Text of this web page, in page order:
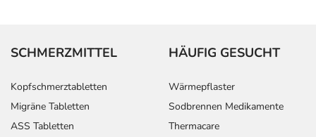
SCHMERZMITTEL
Kopfschmerztabletten
Migräne Tabletten
ASS Tabletten
HÄUFIG GESUCHT
Wärmepflaster
Sodbrennen Medikamente
Thermacare